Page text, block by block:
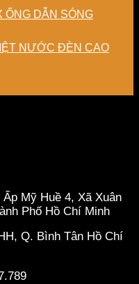
ỐNG DẪN SÓNG
ĐÈN CAO
Mỹ Huề 4, Xã Xuân
Phố Hồ Chí Minh
Q. Bình Tân Hồ Chí